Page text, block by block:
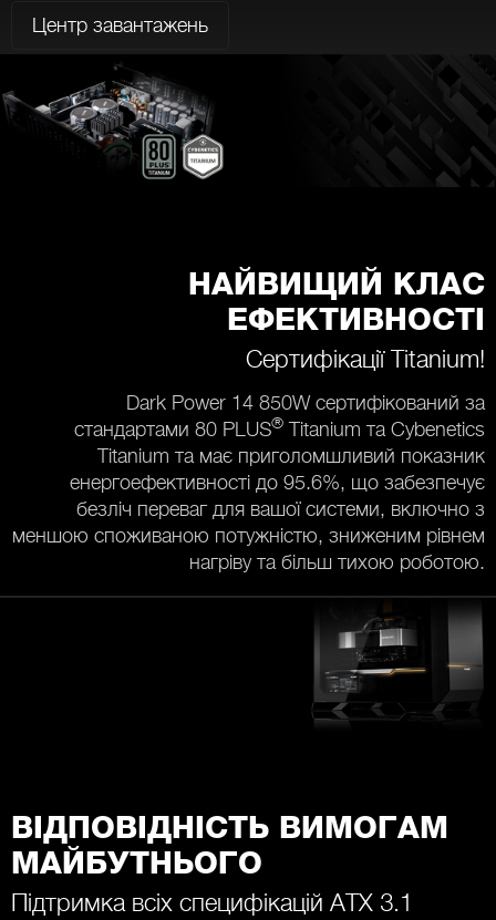
Центр завантажень
НАЙВИЩИЙ КЛАС
ЕФЕКТИВНОСТІ
Сертифікації Titanium!
Dark Power 14 850W сертифікований за
стандартами 80 PLUS® Titanium та Cybenetics
Titanium та має приголомшливий показник
енергоефективності до 95.6%, що забезпечує
безліч переваг для вашої системи, включно з
меншою споживаною потужністю, зниженим рівнем
нагріву та більш тихою роботою.
ВІДПОВІДНІСТЬ ВИМОГАМ
МАЙБУТНЬОГО
Підтримка всіх специфікацій ATX 3.1